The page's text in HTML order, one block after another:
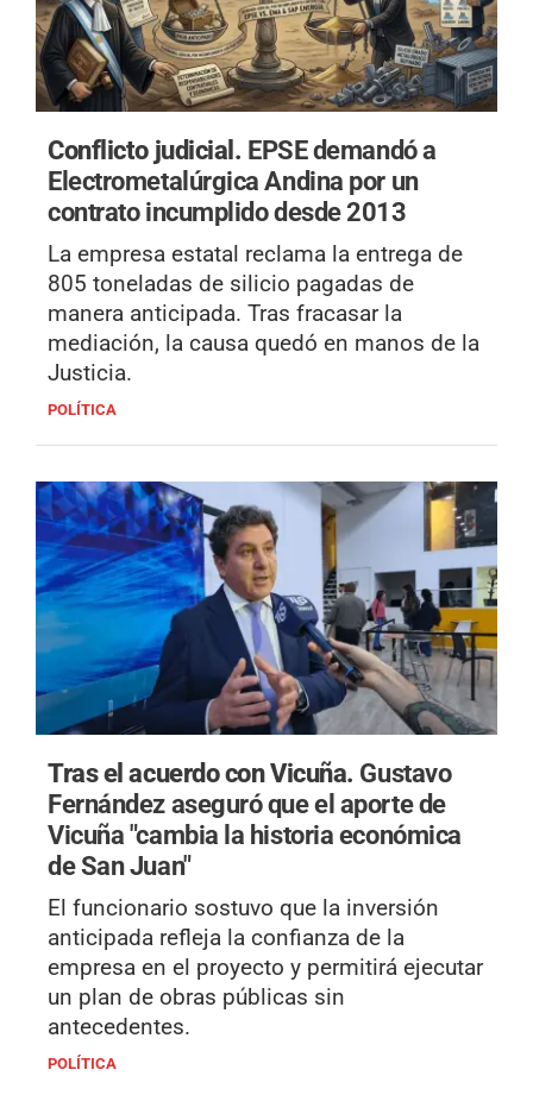
Conflicto judicial. EPSE demandó a
Electrometalúrgica Andina por un
contrato incumplido desde 2013
La empresa estatal reclama la entrega de
805 toneladas de silicio pagadas de
manera anticipada. Tras fracasar la
mediación, la causa quedó en manos de la
Justicia.
POLÍTICA
Tras el acuerdo con Vicuña. Gustavo
Fernández aseguró que el aporte de
Vicuña "cambia la historia económica
de San Juan"
El funcionario sostuvo que la inversión
anticipada refleja la confianza de la
empresa en el proyecto y permitirá ejecutar
un plan de obras públicas sin
antecedentes.
POLÍTICA